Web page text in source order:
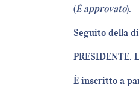
(È approvato).
Seguito della
È inscritto a